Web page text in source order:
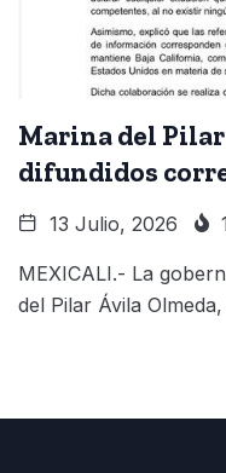
Marina del
difundidos
13 Julio, 2026
MEXICALI.- La
del Pilar Ávila